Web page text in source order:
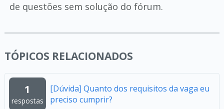
de questões sem solução do fórum.
TÓPICOS RELACIONADOS
1
respostas
[Dúvida] Quanto dos requisitos da vaga eu
preciso cumprir?